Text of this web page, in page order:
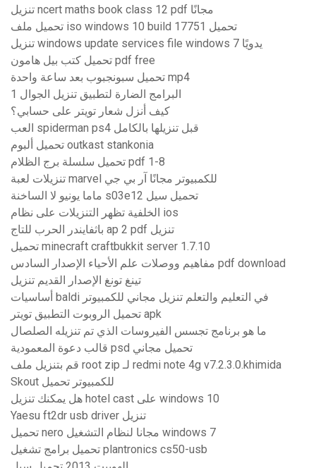
تنزيل ncert maths book class 12 pdf مجانًا
تحميل ملف iso windows 10 build 17751 تحميل
تنزيل windows update services file windows يدويًا 7
تحميل كتب بيل هامون pdf free
تحميل سبونجبوب بعد ساعة واحدة mp4
1 البرامج الضارة لتطبيق تنزيل الجوال
كيف أنزل شعار تويتر على حسابي؟
العب spiderman ps4 قبل تنزيلها بالكامل
تحميل ألبوم outkast stankonia
تحميل سلسلة برج الظلام pdf 1-8
تنزيلات لعبة marvel للكمبيوتر مجانًا آر بي جي
ماما يونيو لا الساخنة s03e12 تحميل سيل
الخلفية تظهر التنزيلات على نظام ios
باثفايندر الحرب للتاج ap 2 pdf تنزيل
تحميل minecraft craftbukkit server 1.7.10
مفاهيم ووصلات علم الأحياء الإصدار السادس pdf download
تينغ تونغ الإصدار القديم تنزيل
أساسيات baldi في التعليم والتعلم تنزيل مجاني للكمبيوتر
تحميل الروبوت التطبيق تويتر apk
ما هو برنامج تجسس الفيروسات الذي تم تنزيله الصلصال
قالب دعوة المعمودية psd تحميل مجاني
قم بتنزيل ملف root zip لـ redmi note 4g v7.2.3.0.khimida
Skout للكمبيوتر تحميل
هل يمكنك تنزيل hotel cast على windows 10
Yaesu ft2dr usb driver تنزيل
تحميل nero مجانا لنظام التشغيل windows 7
تحميل برامج تشغيل plantronics cs50-usb